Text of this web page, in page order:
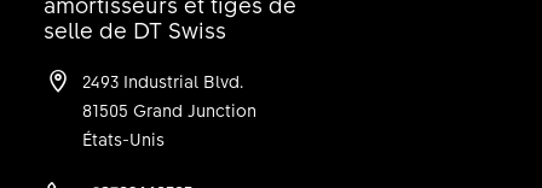
selle de DT Swiss
2493 Industrial Blvd.
81505 Grand Junction
États-Unis